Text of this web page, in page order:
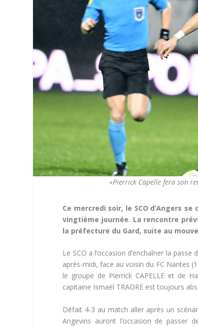
«Pierrick Capelle fera son
Ce mercredi soir, le SCO d’Angers
vingtième journée. La rencontre
la préfecture du Gard, suite au
Le SCO a l’occasion d’enchaîner la
après-midi, face au voisin du FC Nantes
le groupe de Pierrick CAPELLE et de
capitaine Ismaël TRAORE est toujours
Défait 4-3 au match aller après un
Angevins auront l’occasion de